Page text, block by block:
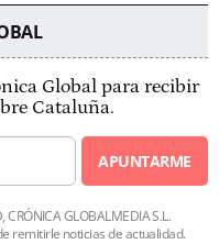
Global para recibir
Cataluña.
APUNTARME
GLOBALMEDIA S.L.
remitirle noticias de actualidad.